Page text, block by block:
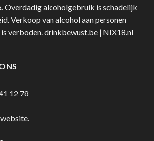
Overdadig alcoholgebruik is schadelijk
Verkoop van alcohol aan personen
verboden. drinkbewust.be | NIX18.nl
12 78